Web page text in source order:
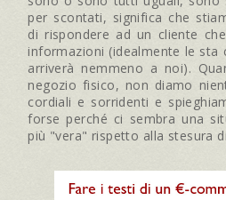
per scontati, significa che
di rispondere ad un cliente
informazioni (idealmente le sta
arriverà nemmeno a noi).
negozio fisico, non diamo
cordiali e sorridenti e
forse perché ci sembra una
più "vera" rispetto alla stesura